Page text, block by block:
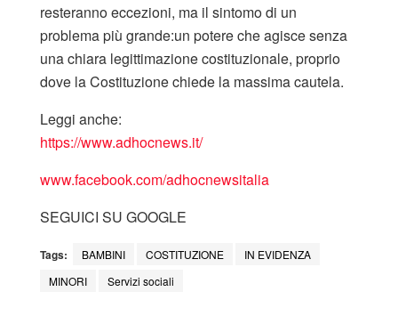
resteranno eccezioni, ma il sintomo di un
problema più grande:un potere che agisce senza
una chiara legittimazione costituzionale, proprio
dove la Costituzione chiede la massima cautela.
Leggi anche:
https://www.adhocnews.it/
www.facebook.com/adhocnewsitalia
SEGUICI SU GOOGLE
Tags: BAMBINI COSTITUZIONE
IN EVIDENZA
MINORI
Servizi sociali